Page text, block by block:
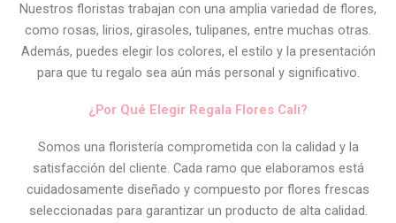
Nuestros floristas trabajan con una amplia variedad de flores,
como rosas, lirios, girasoles, tulipanes, entre muchas otras.
Además, puedes elegir los colores, el estilo y la presentación
para que tu regalo sea aún más personal y significativo.
¿Por Qué Elegir Regala Flores Cali?
Somos una floristería comprometida con la calidad y la
satisfacción del cliente. Cada ramo que elaboramos está
cuidadosamente diseñado y compuesto por flores frescas
seleccionadas para garantizar un producto de alta calidad.